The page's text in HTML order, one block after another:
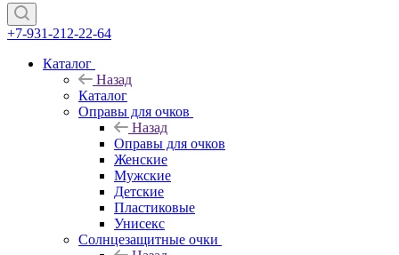
+7-931-212-22-64
Каталог
Назад
Каталог
Оправы для очков
Назад
Оправы для очков
Женские
Мужские
Детские
Пластиковые
Унисекс
Солнцезащитные очки